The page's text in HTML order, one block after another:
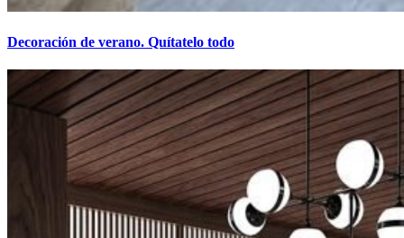
Decoración de verano. Quítatelo todo